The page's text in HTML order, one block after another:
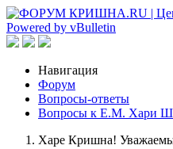
Навигация
Форум
Вопросы-ответы
Вопросы к Е.М. Хари
Харе Кришна!